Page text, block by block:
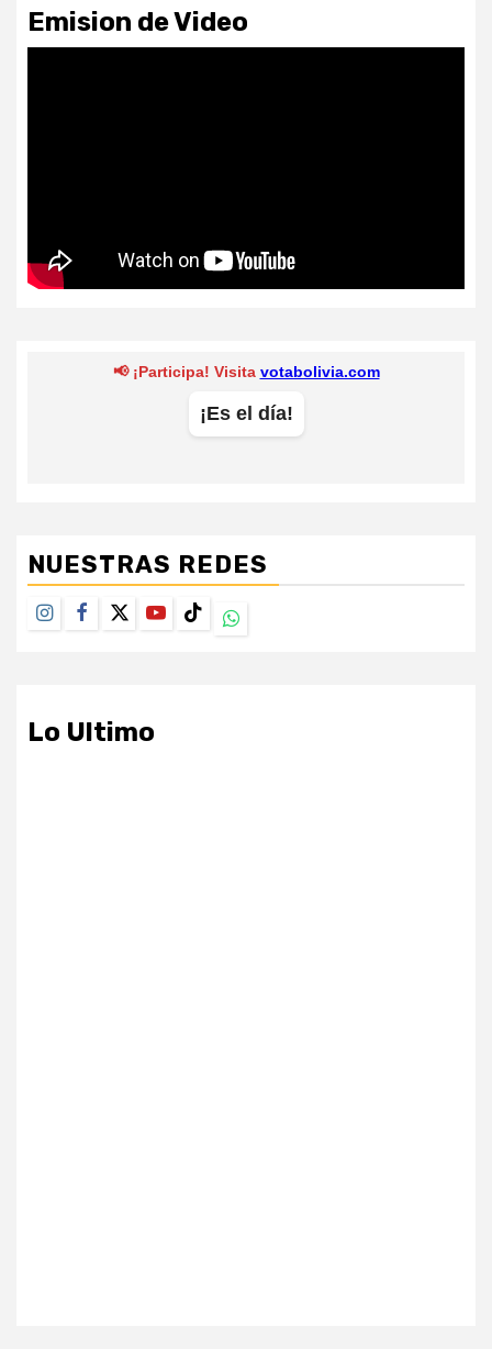
Emision de Video
NUESTRAS REDES
Instagram
Facebook
TwitterYoutubeTikTokWhatsapp
Lo Ultimo